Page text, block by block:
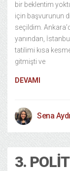
bir beklentim
için başvurunun
seçildim.
yanından,
tatilimi kısa
gitmişti ve
DEVAMI
Sena
3.